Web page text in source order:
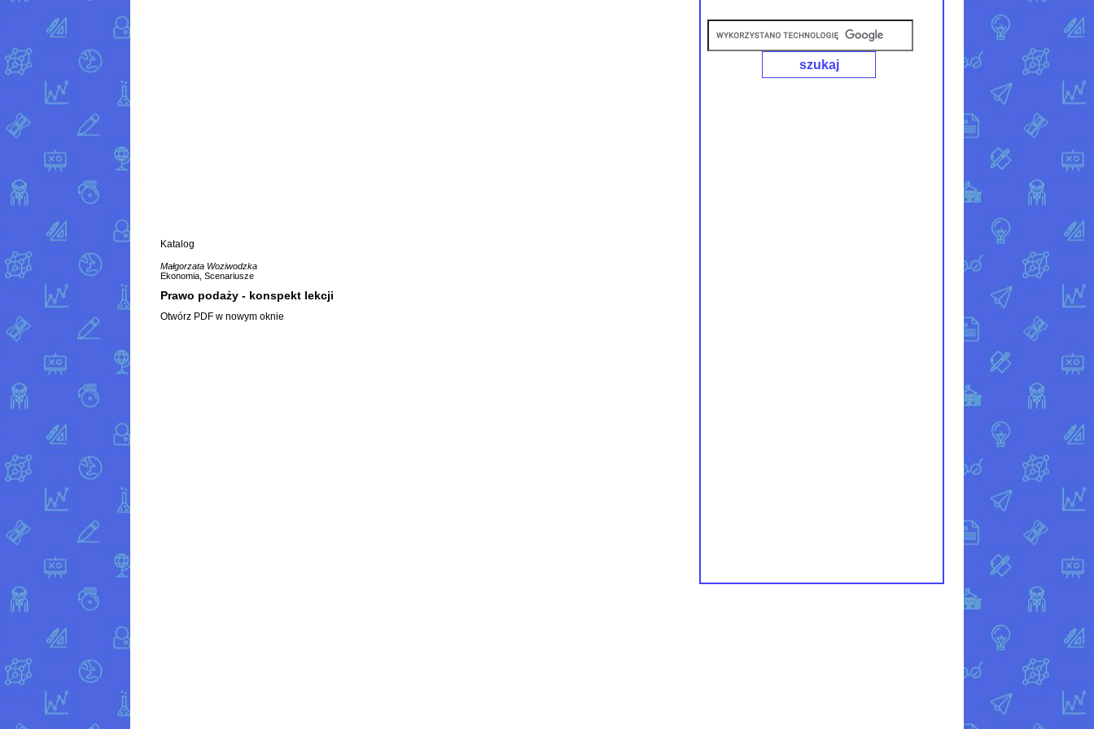
Katalog
Małgorzata Woziwodzka
Ekonomia, Scenariusze
Prawo podaży - konspekt lekcji
Otwórz PDF w nowym oknie